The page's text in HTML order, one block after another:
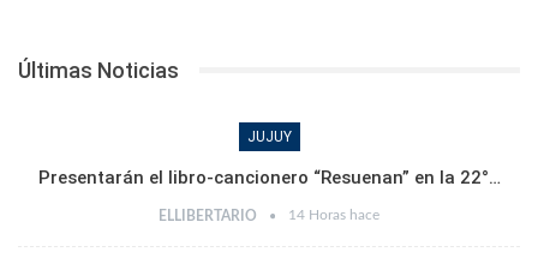
Últimas Noticias
JUJUY
Presentarán el libro-cancionero “Resuenan” en la 22°…
ELLIBERTARIO 14 Horas hace